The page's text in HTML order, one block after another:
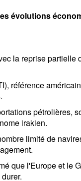
évolutions
la reprise
référence
irakien.
limité de
que l'Europe et